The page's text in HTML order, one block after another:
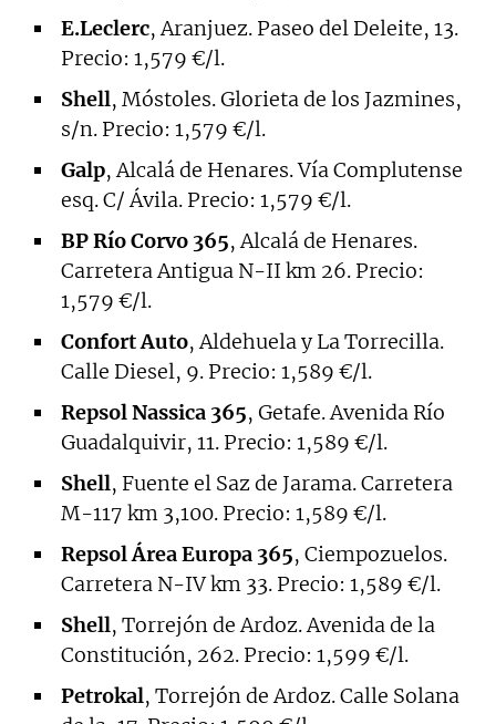
E.Leclerc, Aranjuez. Paseo del Deleite, 13.
Precio: 1,579 €/l.
Shell, Móstoles. Glorieta de los Jazmines,
s/n. Precio: 1,579 €/l.
Galp, Alcalá de Henares. Vía Complutense
esq. C/ Ávila. Precio: 1,579 €/l.
BP Río Corvo 365, Alcalá de Henares.
Carretera Antigua N-II km 26. Precio:
1,579 €/l.
Confort Auto, Aldehuela y La Torrecilla.
Calle Diesel, 9. Precio: 1,589 €/l.
Repsol Nassica 365, Getafe. Avenida Río
Guadalquivir, 11. Precio: 1,589 €/l.
Shell, Fuente el Saz de Jarama. Carretera
M-117 km 3,100. Precio: 1,589 €/l.
Repsol Área Europa 365, Ciempozuelos.
Carretera N-IV km 33. Precio: 1,589 €/l.
Shell, Torrejón de Ardoz. Avenida de la
Constitución, 262. Precio: 1,599 €/l.
Petrokal, Torrejón de Ardoz. Calle Solana